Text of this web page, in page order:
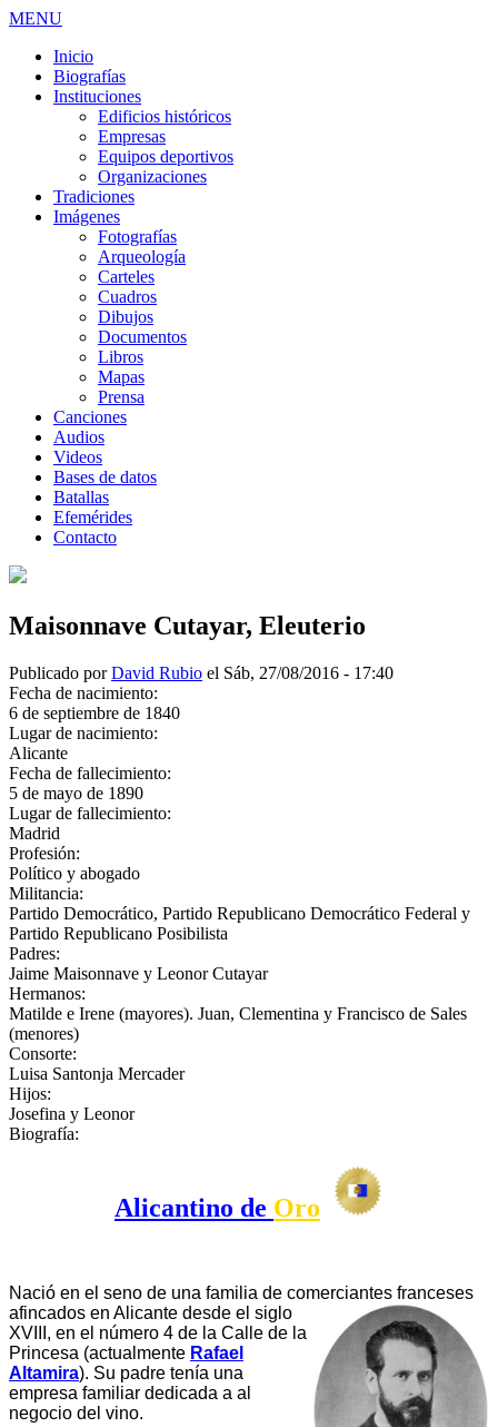
MENU
Inicio
Biografías
Instituciones
Edificios históricos
Empresas
Equipos deportivos
Organizaciones
Tradiciones
Imágenes
Fotografías
Arqueología
Carteles
Cuadros
Dibujos
Documentos
Libros
Mapas
Prensa
Canciones
Audios
Videos
Bases de datos
Batallas
Efemérides
Contacto
Maisonnave Cutayar, Eleuterio
Publicado porDavid Rubio el Sáb, 27/08/2016 - 17:40
Fecha de nacimiento:
6 de septiembre de 1840
Lugar de nacimiento:
Alicante
Fecha de fallecimiento:
5 de mayo de 1890
Lugar de fallecimiento:
Madrid
Profesión:
Político y abogado
Militancia:
Partido Democrático, Partido Republicano Democrático Federal y
Partido Republicano Posibilista
Padres:
Jaime Maisonnave y Leonor Cutayar
Hermanos:
Matilde e Irene (mayores). Juan, Clementina y Francisco de Sales
(menores)
Consorte:
Luisa Santonja Mercader
Hijos:
Josefina y Leonor
Biografía:
Alicantino de Oro
Nació en el seno de una familia de comerciantes franceses
afincados en Alicante desde el siglo
XVIII, en el número 4 de la Calle de la
Princesa (actualmente Rafael
Altamira). Su padre tenía una
empresa familiar dedicada a al
negocio del vino.